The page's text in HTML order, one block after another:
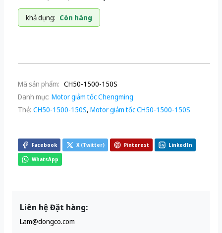
khả dụng: Còn hàng
Mã sản phẩm: CH50-1500-150S
Danh mục: Motor giảm tốc Chengming
Thẻ: CH50-1500-150S, Motor giảm tốc CH50-1500-150S
Facebook X (Twitter) Pinterest LinkedIn
WhatsApp
Liên hệ Đặt hàng:
Lam@dongco.com